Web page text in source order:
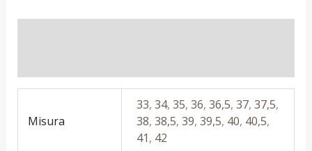
Misura
33,34,35,36,36,5,37,37,5,
38,38,5,39,39,5, 40, 40,5,
41, 42